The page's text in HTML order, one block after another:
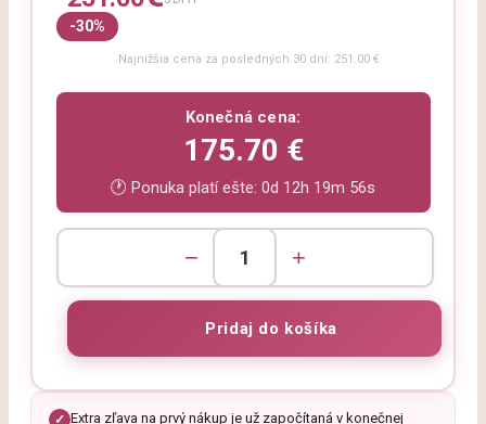
-30%
Najnižšia cena za posledných 30 dní: 251.00 €
Konečná cena:
175.70 €
🕐 Ponuka platí ešte: 0d 12h 19m 55s
− +
✓ Extra zľava na prvý nákup je už započítaná v konečnej